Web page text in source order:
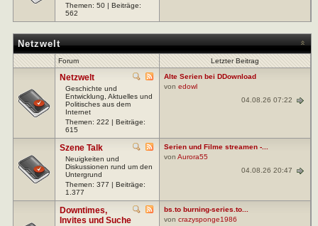
Themen: 50 | Beiträge:
562
Netzwelt
Forum Letzter Beitrag
Netzwelt
Geschichte und
Entwicklung, Aktuelles und
Politisches aus dem
Internet
Themen: 222 | Beiträge:
615
Alte Serien bei DDownload
von edowl
04.08.26 07:22
Szene Talk
Neuigkeiten und
Diskussionen rund um den
Untergrund
Themen: 377 | Beiträge:
1.377
Serien und Filme streamen -...
von Aurora55
04.08.26 20:47
Downtimes,
Invites und Suche
bs.to burning-series.to...
von crazysponge1986